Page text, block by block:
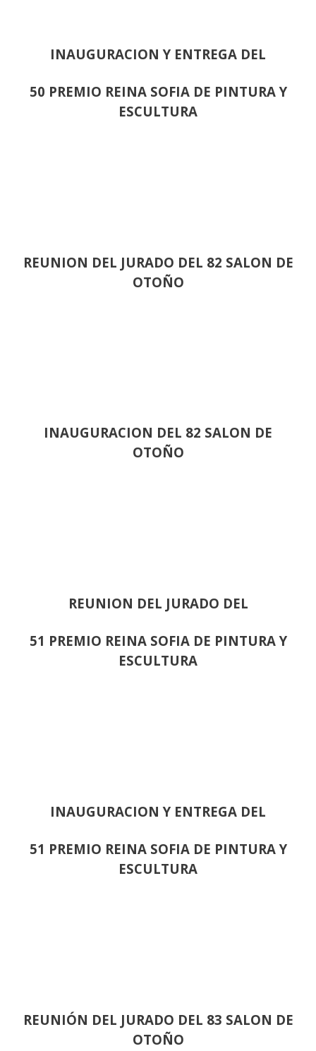
INAUGURACION Y ENTREGA DEL
50 PREMIO REINA SOFIA DE PINTURA Y
ESCULTURA
REUNION DEL JURADO DEL 82 SALON DE
OTOÑO
INAUGURACION DEL 82 SALON DE
OTOÑO
REUNION DEL JURADO DEL
51 PREMIO REINA SOFIA DE PINTURA Y
ESCULTURA
INAUGURACION Y ENTREGA DEL
51 PREMIO REINA SOFIA DE PINTURA Y
ESCULTURA
REUNIÓN DEL JURADO DEL 83 SALON DE
OTOÑO